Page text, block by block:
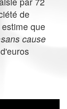
de
que
cause